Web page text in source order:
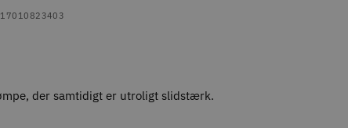
der samtidigt er utroligt slidstærk.